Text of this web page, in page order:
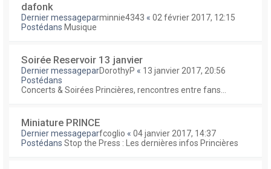
dafonk
Dernier messageparminnie4343 « 02 février 2017, 12:15
Postédans Musique
Soirée Reservoir 13 janvier
Dernier messageparDorothyP « 13 janvier 2017, 20:56
Postédans
Concerts & Soirées Princières, rencontres entre fans...
Miniature PRINCE
Dernier messageparfcoglio « 04 janvier 2017, 14:37
Postédans Stop the Press : Les dernières infos Princières